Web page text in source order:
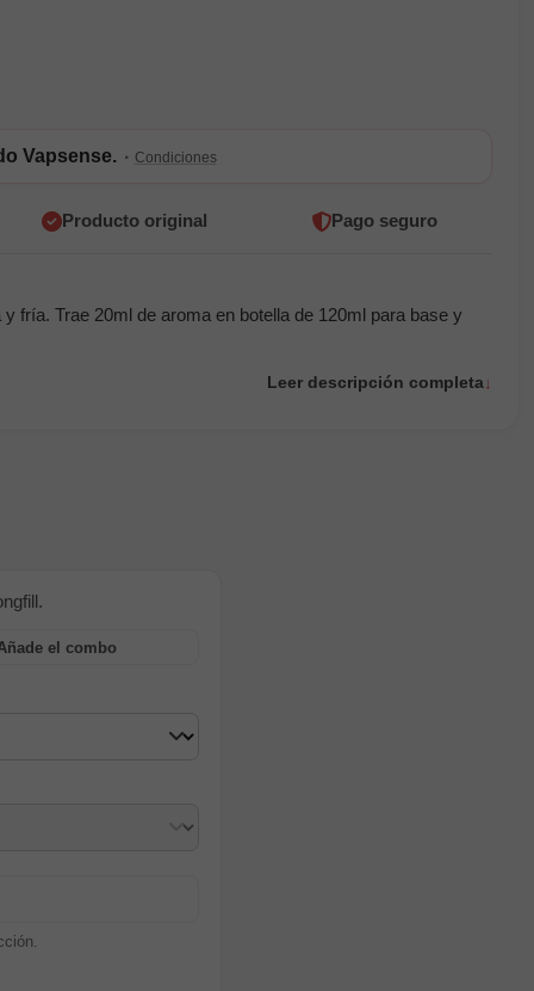
Vapsense. · Condiciones
Producto original Pago seguro
fría. Trae 20ml de aroma en botella de 120ml para base y
Leer descripción completa
el combo